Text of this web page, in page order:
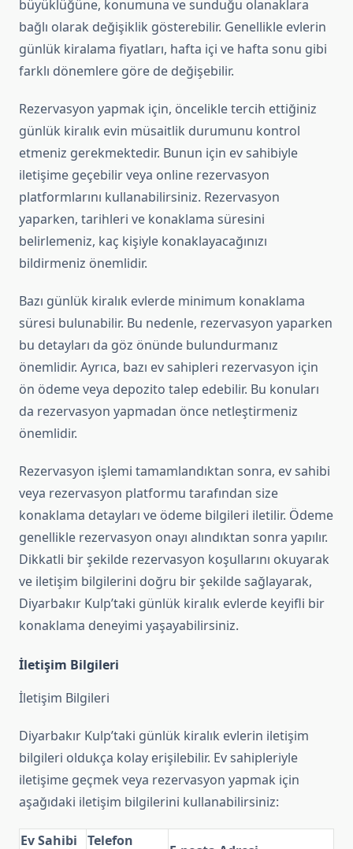
büyüklüğüne, konumuna ve sunduğu olanaklara
bağlı olarak değişiklik gösterebilir. Genellikle evlerin
günlük kiralama fiyatları, hafta içi ve hafta sonu gibi
farklı dönemlere göre de değişebilir.
Rezervasyon yapmak için, öncelikle tercih ettiğiniz
günlük kiralık evin müsaitlik durumunu kontrol
etmeniz gerekmektedir. Bunun için ev sahibiyle
iletişime geçebilir veya online rezervasyon
platformlarını kullanabilirsiniz. Rezervasyon
yaparken, tarihleri ve konaklama süresini
belirlemeniz, kaç kişiyle konaklayacağınızı
bildirmeniz önemlidir.
Bazı günlük kiralık evlerde minimum konaklama
süresi bulunabilir. Bu nedenle, rezervasyon yaparken
bu detayları da göz önünde bulundurmanız
önemlidir. Ayrıca, bazı ev sahipleri rezervasyon için
ön ödeme veya depozito talep edebilir. Bu konuları
da rezervasyon yapmadan önce netleştirmeniz
önemlidir.
Rezervasyon işlemi tamamlandıktan sonra, ev sahibi
veya rezervasyon platformu tarafından size
konaklama detayları ve ödeme bilgileri iletilir. Ödeme
genellikle rezervasyon onayı alındıktan sonra yapılır.
Dikkatli bir şekilde rezervasyon koşullarını okuyarak
ve iletişim bilgilerini doğru bir şekilde sağlayarak,
Diyarbakır Kulp’taki günlük kiralık evlerde keyifli bir
konaklama deneyimi yaşayabilirsiniz.
İletişim Bilgileri
İletişim Bilgileri
Diyarbakır Kulp’taki günlük kiralık evlerin iletişim
bilgileri oldukça kolay erişilebilir. Ev sahipleriyle
iletişime geçmek veya rezervasyon yapmak için
aşağıdaki iletişim bilgilerini kullanabilirsiniz:
Ev Sahibi
Telefon